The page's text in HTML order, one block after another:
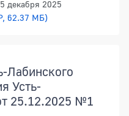
декабря 2025
62.37 МБ)
Лабинского
Усть-
25.12.2025 №1